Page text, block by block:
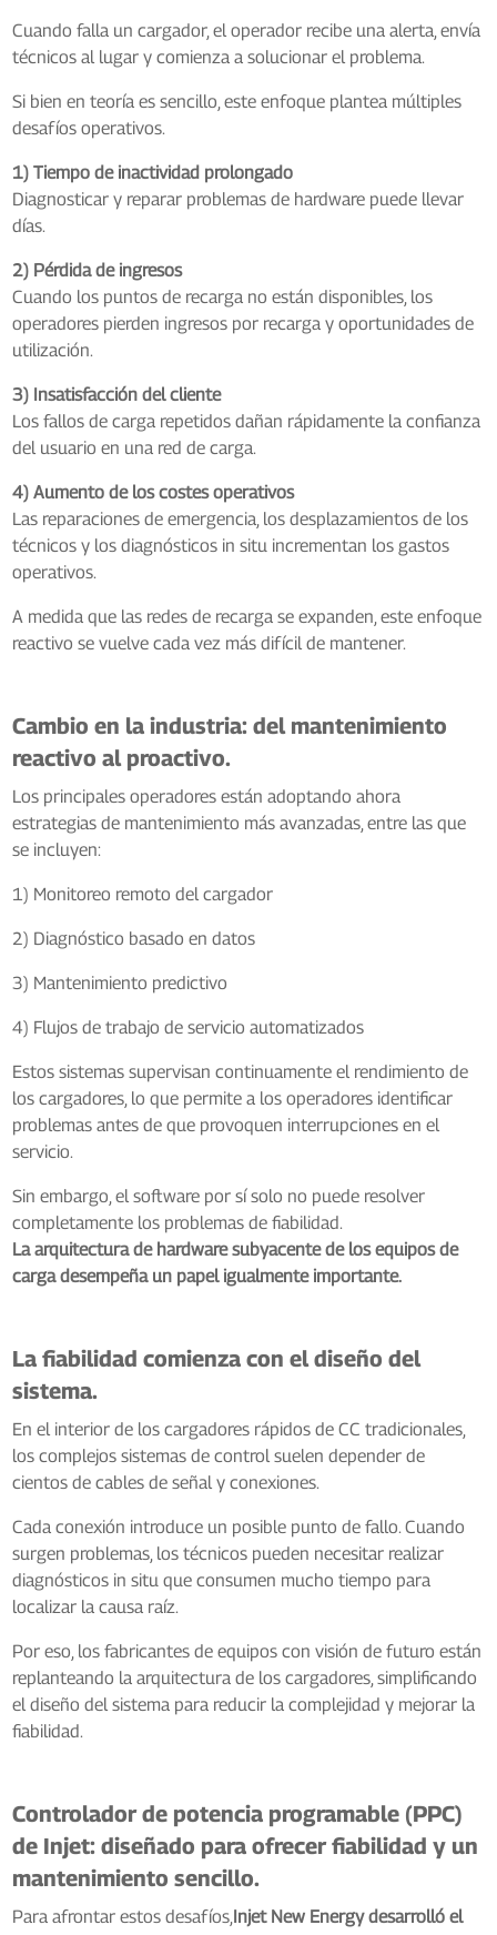
Cuando falla un cargador, el operador recibe una alerta, envía
técnicos al lugar y comienza a solucionar el problema.
Si bien en teoría es sencillo, este enfoque plantea múltiples
desafíos operativos.
1) Tiempo de inactividad prolongado
Diagnosticar y reparar problemas de hardware puede llevar
días.
2) Pérdida de ingresos
Cuando los puntos de recarga no están disponibles, los
operadores pierden ingresos por recarga y oportunidades de
utilización.
3) Insatisfacción del cliente
Los fallos de carga repetidos dañan rápidamente la confianza
del usuario en una red de carga.
4) Aumento de los costes operativos
Las reparaciones de emergencia, los desplazamientos de los
técnicos y los diagnósticos in situ incrementan los gastos
operativos.
A medida que las redes de recarga se expanden, este enfoque
reactivo se vuelve cada vez más difícil de mantener.
Cambio en la industria: del mantenimiento
reactivo al proactivo.
Los principales operadores están adoptando ahora
estrategias de mantenimiento más avanzadas, entre las que
se incluyen:
1) Monitoreo remoto del cargador
2) Diagnóstico basado en datos
3) Mantenimiento predictivo
4) Flujos de trabajo de servicio automatizados
Estos sistemas supervisan continuamente el rendimiento de
los cargadores, lo que permite a los operadores identificar
problemas antes de que provoquen interrupciones en el
servicio.
Sin embargo, el software por sí solo no puede resolver
completamente los problemas de fiabilidad.
La arquitectura de hardware subyacente de los equipos de
carga desempeña un papel igualmente importante.
La fiabilidad comienza con el diseño del
sistema.
En el interior de los cargadores rápidos de CC tradicionales,
los complejos sistemas de control suelen depender de
cientos de cables de señal y conexiones.
Cada conexión introduce un posible punto de fallo. Cuando
surgen problemas, los técnicos pueden necesitar realizar
diagnósticos in situ que consumen mucho tiempo para
localizar la causa raíz.
Por eso, los fabricantes de equipos con visión de futuro están
replanteando la arquitectura de los cargadores, simplificando
el diseño del sistema para reducir la complejidad y mejorar la
fiabilidad.
Controlador de potencia programable (PPC)
de Injet: diseñado para ofrecer fiabilidad y un
mantenimiento sencillo.
Para afrontar estos desafíos,Injet New Energy desarrolló el